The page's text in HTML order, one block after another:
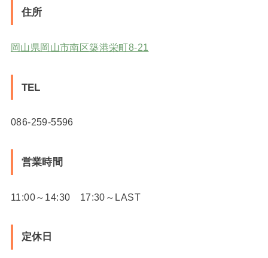
住所
岡山県岡山市南区築港栄町8-21
TEL
086-259-5596
営業時間
11:00～14:30 17:30～LAST
定休日